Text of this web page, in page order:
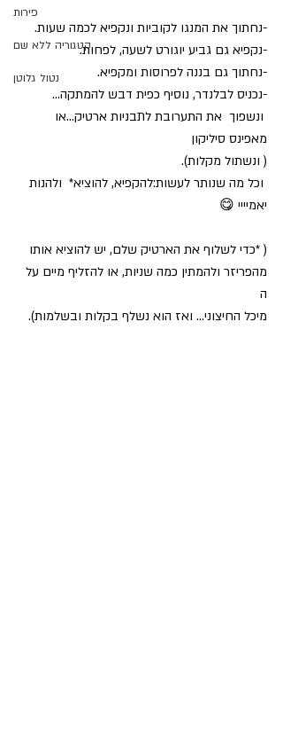
פירות
קטגוריה ללא שם
נטול גלוטן
-נחתוך את המנגו לקוביות ונקפיא לכמה שעות.
-נקפיא גם גביע יוגורט לשעה, לפחות.
-נחתוך גם בננה לפרוסות ומקפיא.
-נכניס לבלנדר, נוסיף כפית דבש להמתקה…
ונשפוך  את התערובת לתבניות ארטיק…או
מאפינס סיליקון
( ונשתול מקלות).
יאמיייי 😋
( *כדי לשלוף את הארטיק שלם, יש להוציא אותו
מהפריזר ולהמתין כמה שניות, או להזליף מיים על
ה
מיכל החיצוני… ואז הוא נשלף בקלות ובשלמות).